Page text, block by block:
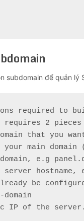
subdomain để quản lý
required to
2
that you
main domain
e.g
hostname,
be
IP of the server.